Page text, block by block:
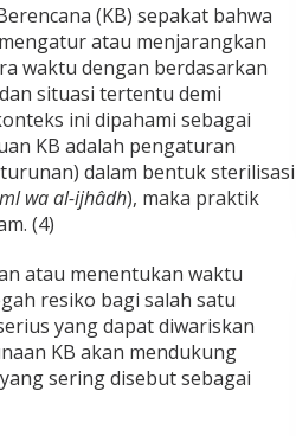
(KB) sepakat bahwa
atau menjarangkan
waktu dengan berdasarkan
situasi tertentu demi
ini dipahami sebagai
KB adalah pengaturan
dalam bentuk sterilisasi
wa al-ijhâdh), maka praktik
(4)
atau menentukan waktu
resiko bagi salah satu
yang dapat diwariskan
KB akan mendukung
sering disebut sebagai